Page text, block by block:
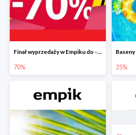
Finał wyprzedaży w Empiku do -70%
70% 25%